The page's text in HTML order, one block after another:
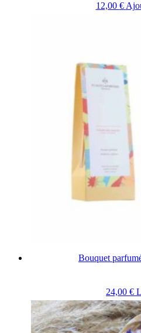
12,00 €
Bouquet
24,00 €